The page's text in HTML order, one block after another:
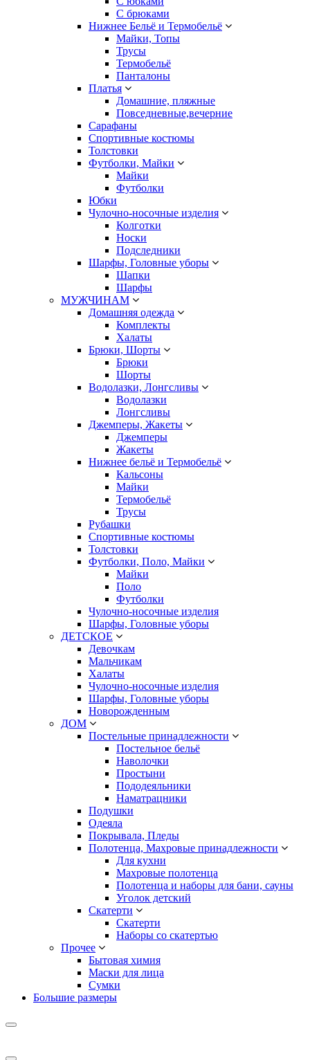
С брюками
Нижнее Бельё и Термобельё
Майки, Топы
Трусы
Термобельё
Панталоны
Платья
Домашние, пляжные
Повседневные,вечерние
Сарафаны
Спортивные костюмы
Толстовки
Футболки, Майки
Майки
Футболки
Юбки
Чулочно-носочные изделия
Колготки
Носки
Подследники
Шарфы, Головные уборы
Шапки
Шарфы
МУЖЧИНАМ
Домашняя одежда
Комплекты
Халаты
Брюки, Шорты
Брюки
Шорты
Водолазки, Лонгсливы
Водолазки
Лонгсливы
Джемперы, Жакеты
Джемперы
Жакеты
Нижнее бельё и Термобельё
Кальсоны
Майки
Термобельё
Трусы
Рубашки
Спортивные костюмы
Толстовки
Футболки, Поло, Майки
Майки
Поло
Футболки
Чулочно-носочные изделия
Шарфы, Головные уборы
ДЕТСКОЕ
Девочкам
Мальчикам
Халаты
Чулочно-носочные изделия
Шарфы, Головные уборы
Новорожденным
ДОМ
Постельные принадлежности
Постельное бельё
Наволочки
Простыни
Пододеяльники
Наматрацники
Подушки
Одеяла
Покрывала, Пледы
Полотенца, Махровые принадлежности
Для кухни
Махровые полотенца
Полотенца и наборы для бани, сауны
Уголок детский
Скатерти
Скатерти
Наборы со скатертью
Прочее
Бытовая химия
Маски для лица
Сумки
Большие размеры